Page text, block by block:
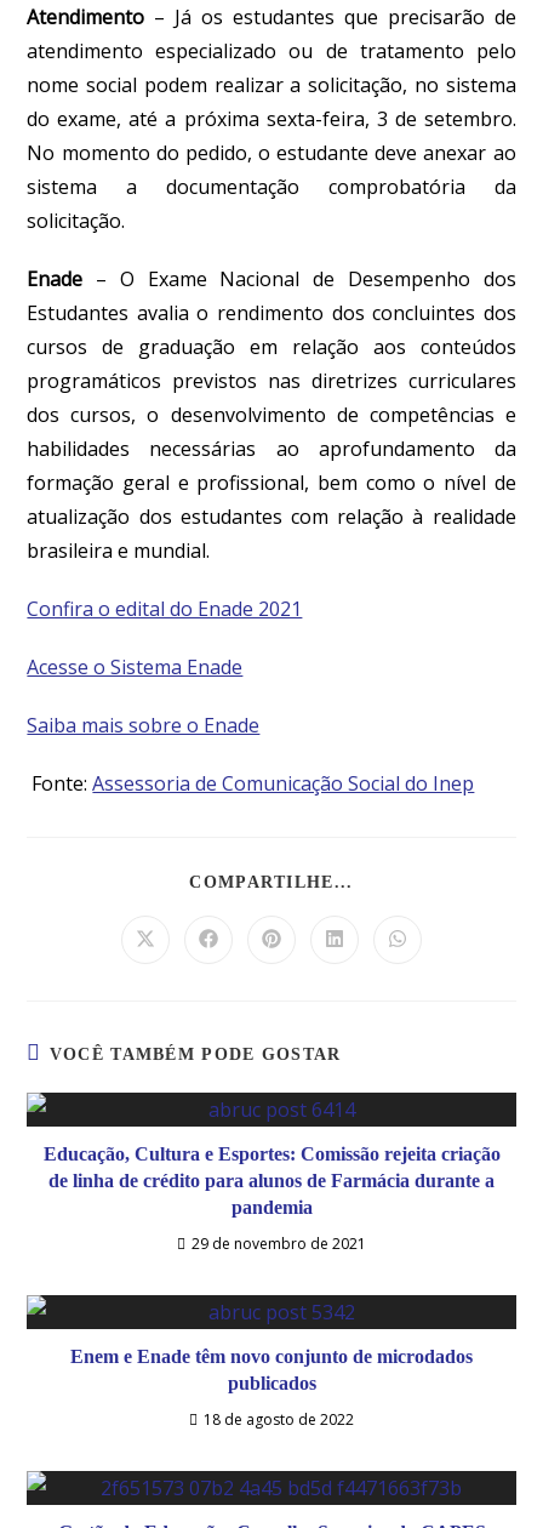
Atendimento – Já os estudantes que precisarão de
atendimento especializado ou de tratamento pelo
nome social podem realizar a solicitação, no sistema
do exame, até a próxima sexta-feira, 3 de setembro.
No momento do pedido, o estudante deve anexar ao
sistema a documentação comprobatória da
solicitação.
Enade – O Exame Nacional de Desempenho dos
Estudantes avalia o rendimento dos concluintes dos
cursos de graduação em relação aos conteúdos
programáticos previstos nas diretrizes curriculares
dos cursos, o desenvolvimento de competências e
habilidades necessárias ao aprofundamento da
formação geral e profissional, bem como o nível de
atualização dos estudantes com relação à realidade
brasileira e mundial.
Confira o edital do Enade 2021
Acesse o Sistema Enade
Saiba mais sobre o Enade
Fonte:Assessoria de Comunicação Social do Inep
COMPARTILHE...
VOCÊ TAMBÉM PODE GOSTAR
Educação, Cultura e Esportes: Comissão rejeita criação
de linha de crédito para alunos de Farmácia durante a
pandemia
29 de novembro de 2021
Enem e Enade têm novo conjunto de microdados
publicados
18 de agosto de 2022